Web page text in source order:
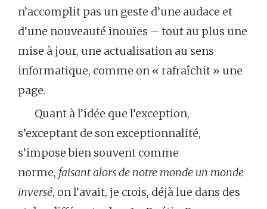
n’accomplit pas un geste d’une audace et
d’une nouveauté inouïes – tout au plus une
mise à jour, une actualisation au sens
informatique, comme on « rafraîchit » une
page.
Quant à l’idée que l’exception,
s’exceptant de son exceptionnalité,
s’impose bien souvent comme
norme, faisant alors de notre monde un monde
inversé, on l’avait, je crois, déjà lue dans des